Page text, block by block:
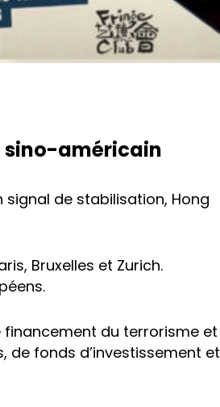
sino-américain
signal de stabilisation, Hong
Bruxelles et Zurich.
du terrorisme et
fonds d’investissement et